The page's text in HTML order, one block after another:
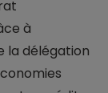
à
la délégation